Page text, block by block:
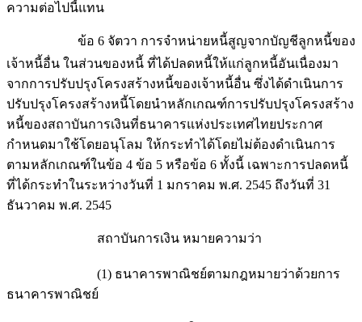
ความต่อไปนี้แทน
ข้อ 6 จัตวา การจำหน่ายหนี้สูญจากบัญชีลูกหนี้ของ
เจ้าหนี้อื่น ในส่วนของหนี้ ที่ได้ปลดหนี้ให้แก่ลูกหนี้อันเนื่องมา
จากการปรับปรุงโครงสร้างหนี้ของเจ้าหนี้อื่น ซึ่งได้ดำเนินการ
ปรับปรุงโครงสร้างหนี้โดยนำหลักเกณฑ์การปรับปรุงโครงสร้าง
หนี้ของสถาบันการเงินที่ธนาคารแห่งประเทศไทยประกาศ
กำหนดมาใช้โดยอนุโลม ให้กระทำได้โดยไม่ต้องดำเนินการ
ตามหลักเกณฑ์ในข้อ 4 ข้อ 5 หรือข้อ 6 ทั้งนี้ เฉพาะการปลดหนี้
ที่ได้กระทำในระหว่างวันที่ 1 มกราคม พ.ศ. 2545 ถึงวันที่ 31
ธันวาคม พ.ศ. 2545
สถาบันการเงิน หมายความว่า
(1) ธนาคารพาณิชย์ตามกฎหมายว่าด้วยการ
ธนาคารพาณิชย์